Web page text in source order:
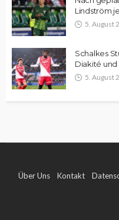
Lindström
5. August
Schalkes
Diakité und
5. August
Über Uns Kontakt